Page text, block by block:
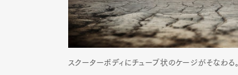
スクーターボディにチューブ状のケージがそなわる。